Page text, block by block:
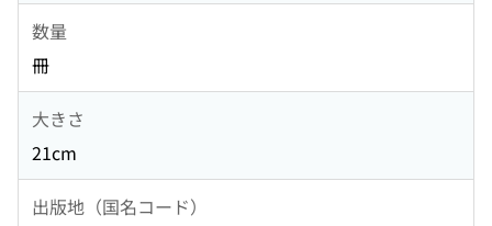
数量
冊
大きさ
21cm
出版地（国名コード）